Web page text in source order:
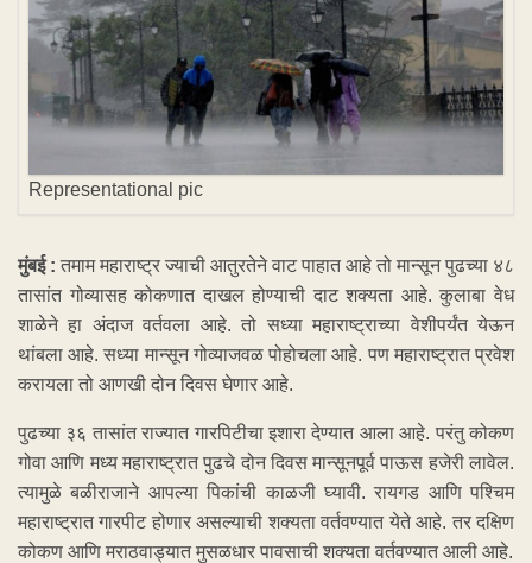
Representational pic
मुंबई : तमाम महाराष्ट्र ज्याची आतुरतेने वाट पाहात आहे तो मान्सून पुढच्या ४८
तासांत गोव्यासह कोकणात दाखल होण्याची दाट शक्यता आहे. कुलाबा वेध
शाळेने हा अंदाज वर्तवला आहे. तो सध्या महाराष्ट्राच्या वेशीपर्यंत येऊन
थांबला आहे. सध्या मान्सून गोव्याजवळ पोहोचला आहे. पण महाराष्ट्रात प्रवेश
करायला तो आणखी दोन दिवस घेणार आहे.
पुढच्या ३६ तासांत राज्यात गारपिटीचा इशारा देण्यात आला आहे. परंतु कोकण
गोवा आणि मध्य महाराष्ट्रात पुढचे दोन दिवस मान्सूनपूर्व पाऊस हजेरी लावेल.
त्यामुळे बळीराजाने आपल्या पिकांची काळजी घ्यावी. रायगड आणि पश्चिम
महाराष्ट्रात गारपीट होणार असल्याची शक्यता वर्तवण्यात येते आहे. तर दक्षिण
कोकण आणि मराठवाड्यात मुसळधार पावसाची शक्यता वर्तवण्यात आली आहे.